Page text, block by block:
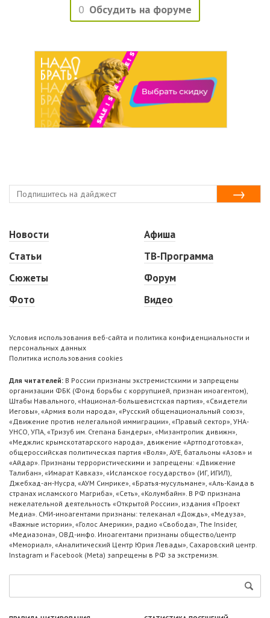
0 Обсудить на форуме
Новости
Статьи
Сюжеты
Фото
Афиша
ТВ-Программа
Форум
Видео
Условия использования веб-сайта и политика конфиденциальности и
персональных данных
Политика использования cookies
Для читателей: В России признаны экстремистскими и запрещены
организации ФБК (Фонд борьбы с коррупцией, признан иноагентом),
Штабы Навального, «Национал-большевистская партия», «Свидетели
Иеговы», «Армия воли народа», «Русский общенациональный союз»,
«Движение против нелегальной иммиграции», «Правый сектор», УНА-
УНСО, УПА, «Тризуб им. Степана Бандеры», «Мизантропик дивижн»,
«Меджлис крымскотатарского народа», движение «Артподготовка»,
общероссийская политическая партия «Воля», АУЕ, батальоны «Азов» и
«Айдар». Признаны террористическими и запрещены: «Движение
Талибан», «Имарат Кавказ», «Исламское государство» (ИГ, ИГИЛ),
Джебхад-ан-Нусра, «АУМ Синрике», «Братья-мусульмане», «Аль-Каида в
странах исламского Магриба», «Сеть», «Колумбайн». В РФ признана
нежелательной деятельность «Открытой России», издания «Проект
Медиа». СМИ-иноагентами признаны: телеканал «Дождь», «Медуза»,
«Важные истории», «Голос Америки», радио «Свобода», The Insider,
«Медиазона», ОВД-инфо. Иноагентами признаны общество/центр
«Мемориал», «Аналитический Центр Юрия Левады», Сахаровский центр.
Instagram и Facebook (Metа) запрещены в РФ за экстремизм.